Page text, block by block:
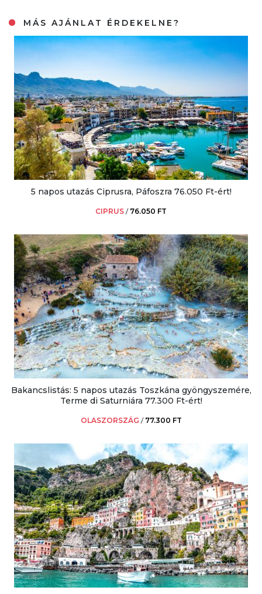
MÁS AJÁNLAT ÉRDEKELNE?
5 napos utazás Ciprusra, Páfoszra 76.050 Ft-ért!
CIPRUS / 76.050 FT
Bakancslistás: 5 napos utazás Toszkána gyöngyszemére,
Terme di Saturniára 77.300 Ft-ért!
OLASZORSZÁG / 77.300 FT